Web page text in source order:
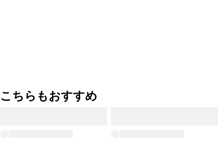
こちらもおすすめ